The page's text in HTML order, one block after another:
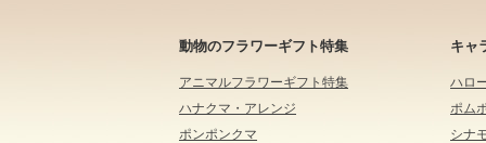
動物のフラワーギフト特集 キャ
アニマルフラワーギフト特集
ハナクマ・アレンジ
ポンポンクマ
ハロ
ポム
シナ